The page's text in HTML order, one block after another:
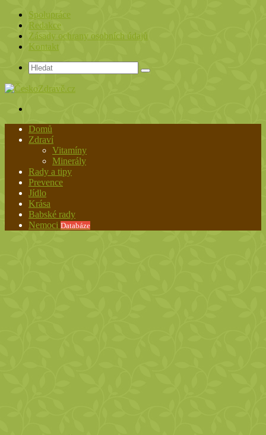
Spolupráce
Redakce
Zásady ochrany osobních údajů
Kontakt
Hledat
Domů
Zdraví
Vitamíny
Minerály
Rady a tipy
Prevence
Jídlo
Krása
Babské rady
Nemoci Databáze